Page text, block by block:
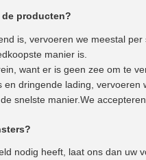
de producten?
is, vervoeren we meestal per
manier is.
want er is geen zee om te
en dringende lading, vervoeren
snelste manier.We accepteren
nodig heeft, laat ons dan uw